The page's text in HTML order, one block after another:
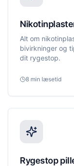
Alt om
bivirkninger og
dit rygestop.
8 min læsetid
Rygestop